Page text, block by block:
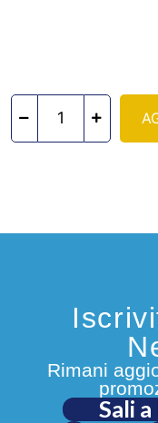
Rimani
Sali